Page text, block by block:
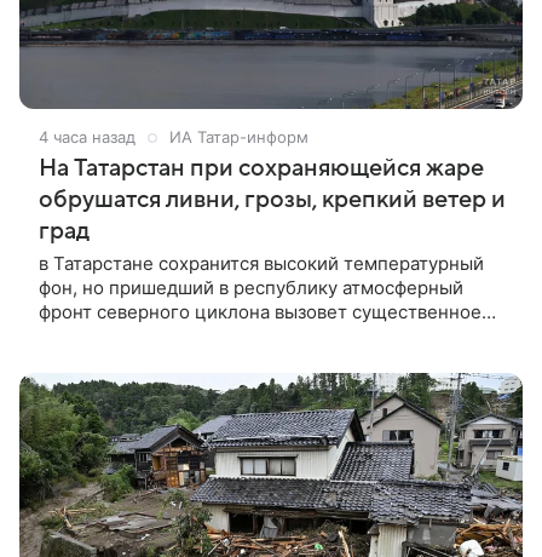
4 часа назад ИА Татар-информ
На Татарстан при сохраняющейся жаре
обрушатся ливни, грозы, крепкий ветер и
град
в Татарстане сохранится высокий температурный
фон, но пришедший в республику атмосферный
фронт северного циклона вызовет существенное